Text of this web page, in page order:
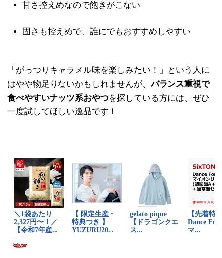
甘さ控えめなので飽きがこない
固さも控えめで、誰にでもおすすめしやすい
「がっつりキャラメル味を楽しみたい！」という人に
はやや物足りないかもしれませんが、バランス重視で
食べやすいナッツ系おやつを探している方には、ぜひ
一度試してほしい逸品です！